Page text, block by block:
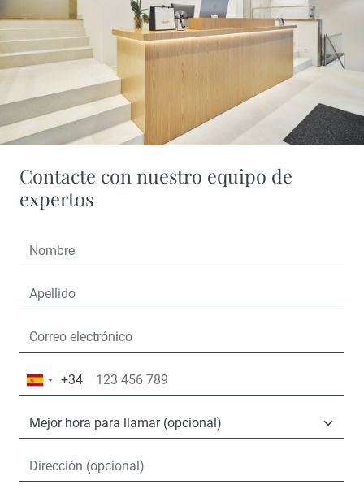
Contacte con nuestro equipo de
expertos
España
+34